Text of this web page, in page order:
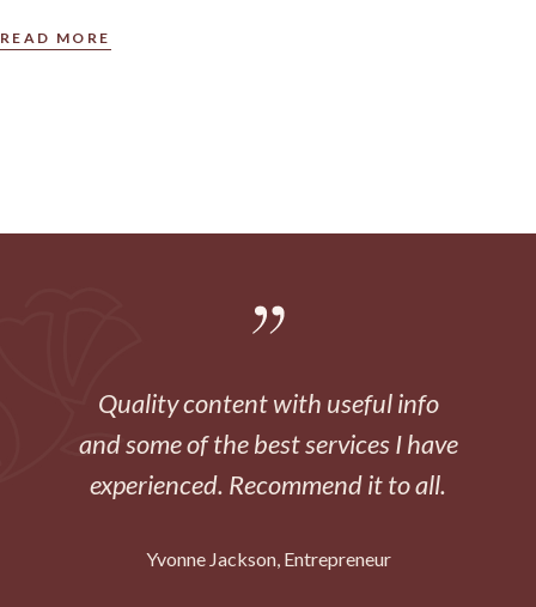
READ MORE
Quality content with useful info
and some of the best services I have
experienced. Recommend it to all.
Yvonne Jackson Entrepreneur